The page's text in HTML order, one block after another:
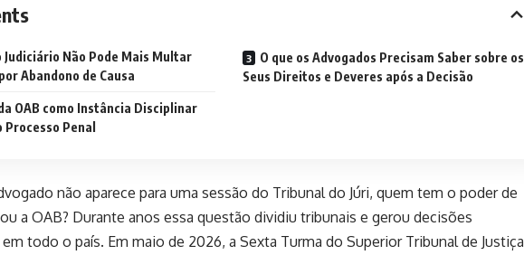
Judiciário Não Pode Mais Multar
Abandono de Causa
OAB como Instância Disciplinar
Processo Penal
O que os Advogados Precisam Saber sobre os
Seus Direitos e Deveres após a Decisão
não aparece para uma sessão do Tribunal do Júri, quem tem o poder de
a OAB? Durante anos essa questão dividiu tribunais e gerou decisões
todo o país. Em maio de 2026, a Sexta Turma do Superior Tribunal de Justiça